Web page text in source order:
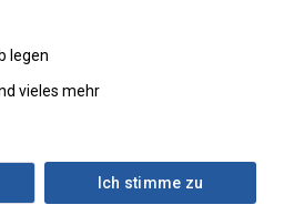
legen
vieles mehr
Ich stimme zu